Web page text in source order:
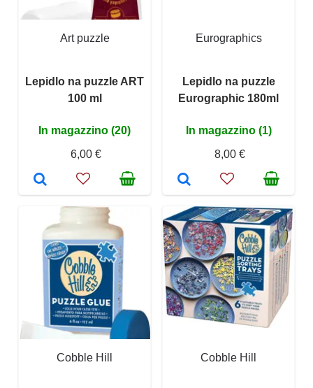
Art puzzle
Lepidlo na puzzle ART
100 ml
In magazzino (20)
6,00 €
Eurographics
Lepidlo na puzzle
Eurographic 180ml
In magazzino (1)
8,00 €
Cobble Hill Cobble Hill